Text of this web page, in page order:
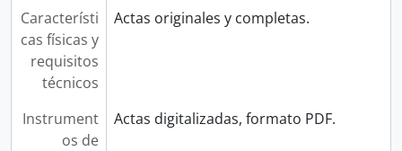
Característi
cas físicas y
requisitos
técnicos
Actas originales y completas.
Instrument
os de
Actas digitalizadas, formato PDF.